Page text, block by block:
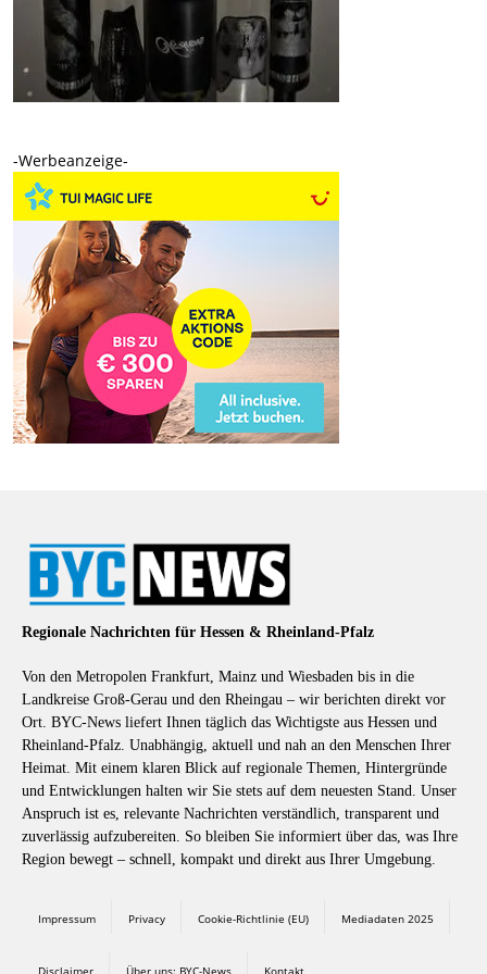
-Werbeanzeige-
Regionale Nachrichten für Hessen & Rheinland-Pfalz
Von den Metropolen Frankfurt, Mainz und Wiesbaden bis in die
Landkreise Groß-Gerau und den Rheingau – wir berichten direkt vor
Ort. BYC-News liefert Ihnen täglich das Wichtigste aus Hessen und
Rheinland-Pfalz. Unabhängig, aktuell und nah an den Menschen Ihrer
Heimat. Mit einem klaren Blick auf regionale Themen, Hintergründe
und Entwicklungen halten wir Sie stets auf dem neuesten Stand. Unser
Anspruch ist es, relevante Nachrichten verständlich, transparent und
zuverlässig aufzubereiten. So bleiben Sie informiert über das, was Ihre
Region bewegt – schnell, kompakt und direkt aus Ihrer Umgebung.
Impressum Privacy Cookie-Richtlinie (EU) Mediadaten 2025